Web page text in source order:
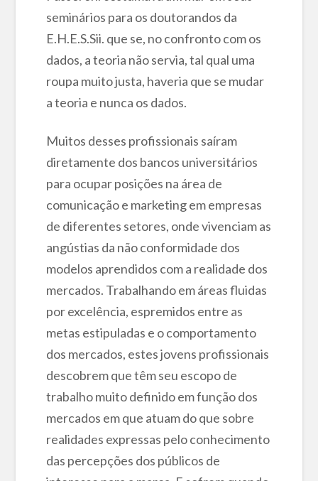
seminários para os doutorandos da
E.H.E.S.Sii. que se, no confronto com os
dados, a teoria não servia, tal qual uma
roupa muito justa, haveria que se mudar
a teoria e nunca os dados.
Muitos desses profissionais saíram
diretamente dos bancos universitários
para ocupar posições na área de
comunicação e marketing em empresas
de diferentes setores, onde vivenciam as
angústias da não conformidade dos
modelos aprendidos com a realidade dos
mercados. Trabalhando em áreas fluidas
por excelência, espremidos entre as
metas estipuladas e o comportamento
dos mercados, estes jovens profissionais
descobrem que têm seu escopo de
trabalho muito definido em função dos
mercados em que atuam do que sobre
realidades expressas pelo conhecimento
das percepções dos públicos de